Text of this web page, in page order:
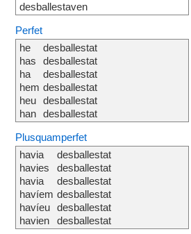
desballestaven
Perfet
he
has
ha
hem
heu
han
desballestat
desballestat
desballestat
desballestat
desballestat
desballestat
Plusquamperfet
havia
havies
havia
havíem
havíeu
havien
desballestat
desballestat
desballestat
desballestat
desballestat
desballestat